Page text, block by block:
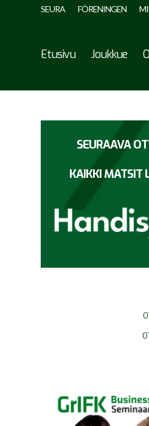
SEURA FÖRENINGEN
Etusivu Joukkue
SEURAAVA
KAIKKI MATSIT